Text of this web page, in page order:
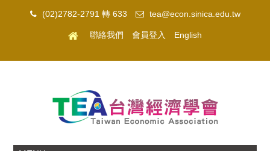
(02)2782-2791 轉 633 tea@econ.sinica.edu.tw
聯絡我們 會員登入 English